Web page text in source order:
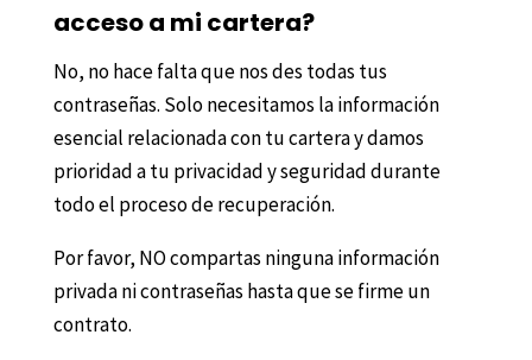
acceso a mi cartera?
No, no hace falta que nos des todas tus
contraseñas. Solo necesitamos la información
esencial relacionada con tu cartera y damos
prioridad a tu privacidad y seguridad durante
todo el proceso de recuperación.
Por favor, NO compartas ninguna información
privada ni contraseñas hasta que se firme un
contrato.